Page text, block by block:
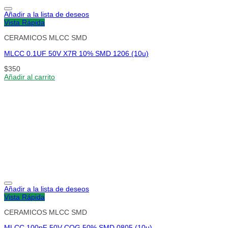
Añadir a la lista de deseos
Vista Rápida
CERAMICOS MLCC SMD
MLCC 0.1UF 50V X7R 10% SMD 1206 (10u)
$350
Añadir al carrito
Añadir a la lista de deseos
Vista Rápida
CERAMICOS MLCC SMD